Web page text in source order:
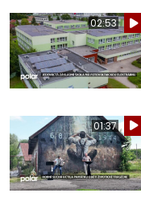
02:53
01:37